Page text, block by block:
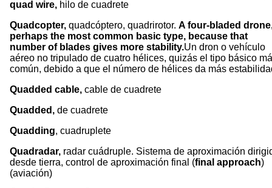
quad wire, hilo de cuadrete
Quadcopter, quadcóptero, quadrirotor. A four-bladed
perhaps the most common basic type, because that
number of blades gives more stability.Un dron o vehículo
aéreo no tripulado de cuatro hélices, quizás el tipo básico
común, debido a que el número de hélices da más
Quadded cable, cable de cuadrete
Quadded, de cuadrete
Quadding, cuadruplete
Quadradar, radar cuádruple. Sistema de aproximación
desde tierra, control de aproximación final (final approach)
(aviación)